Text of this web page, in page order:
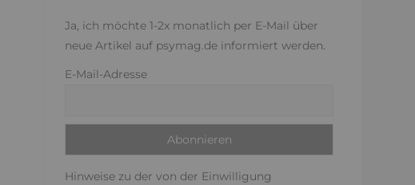
Ja, ich möchte 1-2x monatlich per E-Mail über
neue Artikel auf psymag.de informiert werden.
E-Mail-Adresse
Hinweise zu der von der Einwilligung